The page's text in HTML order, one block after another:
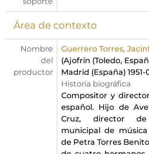
Área de contexto
Nombre
del
productor
Guerrero Torres,
(Ajofrín (Toledo,
Madrid (España) 1951-
Historia biográfica
Compositor y
español. Hijo de
Cruz, director
municipal de
de Petra Torres